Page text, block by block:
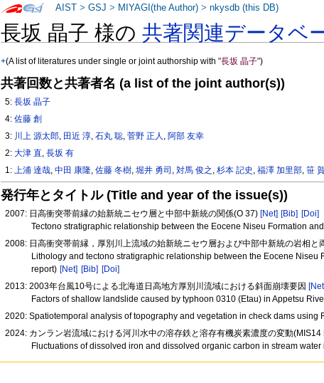
長坂 晶子 様の共著関連データベ
+(A list of literatures under single or joint authorship with"長坂 晶子")
共著回数と共著者名 (a list of the joint author(s))
5:長坂 晶子
4:佐藤 創
3: 川上 源太郎, 田近 淳,石丸 聡,菅野 正人 , 阿部 友幸
2:大津 直,長坂 有
1:上浦 達哉,中田 康隆,佐藤 冬樹,堀井 勇司 ,対馬 俊之 ,杉本 記史 ,福澤 加里部,笹
発行年とタイトル (Title and year of the issue(s))
2007: 日高衝突帯前縁の始新統ニセウ層と中部中新統の関係(O 37) [Net] [Bib] [Doi]
Tectono stratigraphic relationship between the Eocene Niseu Formation
2008: 日高衝突帯前縁，厚別川上流域の始新統ニセウ層および中部中新統の岩相と
Lithology and tectono stratigraphic relationship between the Eocene
report) [Net] [Bib] [Doi]
2013: 2003年台風10号による北海道日高地方厚別川流域における斜面崩壊要因
Factors of shallow landslide caused by typhoon 0310 (Etau) in Appetsu
2020: Spatiotemporal analysis of topography and vegetation in check dams using
2024: カンラン岩流域における河川水中の溶存鉄と溶存有機炭素濃度の変動(MIS14
Fluctuations of dissolved iron and dissolved organic carbon in stream
AIST >GSJ > MIYAGI(the Author) >nkysdb (this DB)